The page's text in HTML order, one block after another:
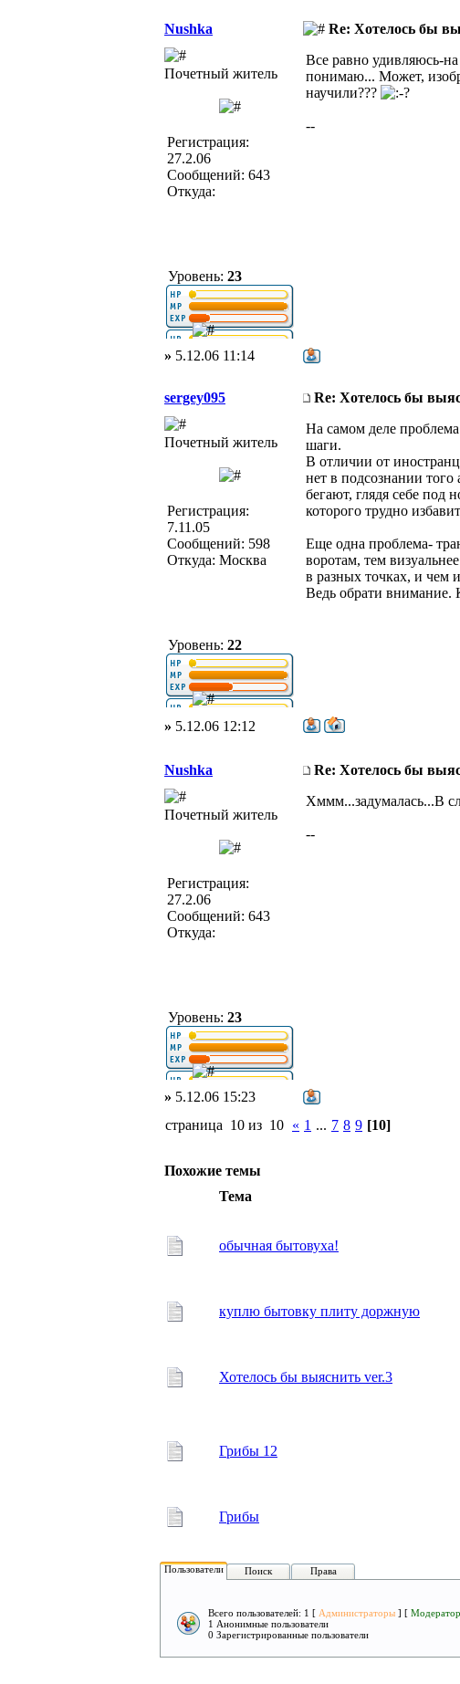
Nushka Re: Хотелось бы
Почетный житель
Регистрация:
27.2.06
Сообщений: 643
Откуда:
Уровень: 23
Все равно удивляюсь-
понимаю... Может,
научили???
--
» 5.12.06 11:14
sergey095 Re: Хотелось бы
Почетный житель
Регистрация:
7.11.05
Сообщений: 598
Откуда: Москва
Уровень: 22
На самом деле
шаги.
В отличии от
нет в подсознании
бегают, глядя себе под
которого трудно
Еще одна проблема-
воротам, тем
в разных точках, и чем
Ведь обрати внимание.
» 5.12.06 12:12
Nushka Re: Хотелось бы
Почетный житель
Регистрация:
27.2.06
Сообщений: 643
Откуда:
Уровень: 23
Хммм...задумалась...В
--
» 5.12.06 15:23
страница 10 из 10 « 1 ... 7 8 9 [10]
Похожие темы
Тема
обычная бытовуха!
куплю бытовку плиту доржную
Хотелось бы выяснить ver.3
Грибы 12
Грибы
Пользователи Поиск Права
Всего пользователей: 1 [ Администраторы ] [
1 Анонимные пользователи
0 Зарегистрированные пользователи